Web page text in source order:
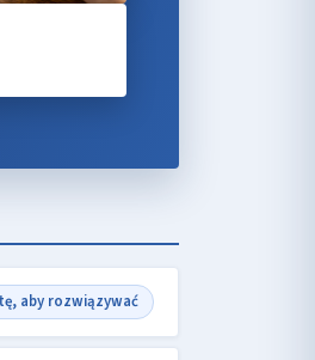
aby rozwiązywać